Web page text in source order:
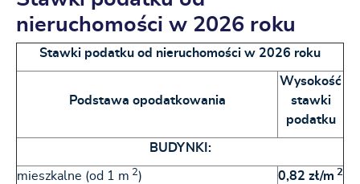
nieruchomości w 2026 roku
Stawki podatku od nieruchomości w 2026 roku
Podstawa opodatkowania
Wysokość
stawki
podatku
BUDYNKI:
mieszkalne (od 1 m 2) 0,82 zł/m 2